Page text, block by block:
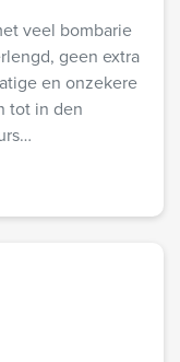
veel bombarie
geen extra
en onzekere
tot in den